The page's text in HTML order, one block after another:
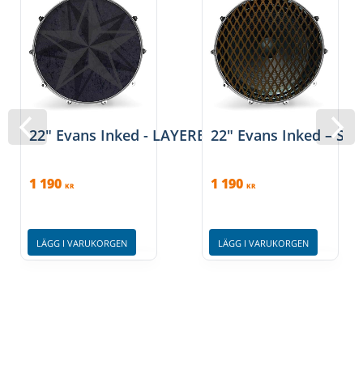
22" Evans Inked - LAYERED STARS
1 190 KR
LÄGG I VARUKORGEN
22" Evans Inked –
1 190 KR
LÄGG I VARUKORGEN